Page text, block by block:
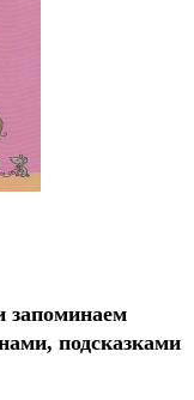
запоминаем
подсказками